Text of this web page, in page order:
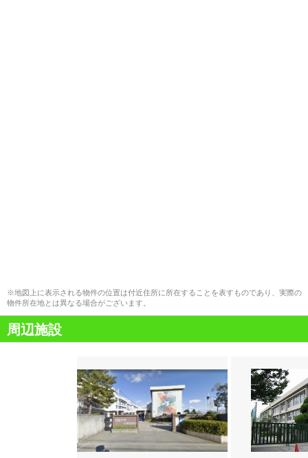
※地図上に表示される物件の位置は付近住所に所在することを表すものであり、実際の
物件所在地とは異なる場合がございます。
周辺施設